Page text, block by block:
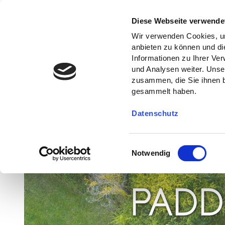
Diese Webseite
Wir verwenden Cookies,
anbieten zu können und
Informationen zu Ihrer
und Analysen weiter.
zusammen, die Sie ihnen
gesammelt haben.
Datenschutz
i
w
i
l
l
Notwendig